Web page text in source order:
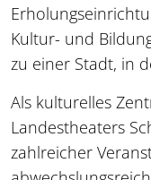
Kultur- und
zu einer Stadt, in
Als kulturelles
Landestheaters
zahlreicher